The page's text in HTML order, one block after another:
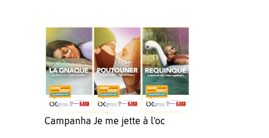
Campanha Je me jette à l'oc